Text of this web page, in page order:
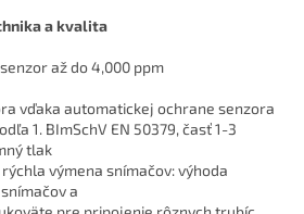
a kvalita
až do 4,000 ppm
vďaka automatickej ochrane senzora
1. BImSchV EN 50379, časť 1-3
tlak
výmena snímačov: výhoda
a